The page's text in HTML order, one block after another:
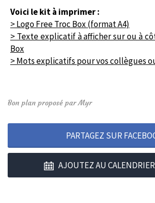
Voici le kit à imprimer :
> Logo Free Troc Box (format A4)
> Texte explicatif à afficher sur ou à
Box
> Mots explicatifs pour vos collègues
Bon plan proposé par Myr
PARTAGEZ SUR
AJOUTEZ AU